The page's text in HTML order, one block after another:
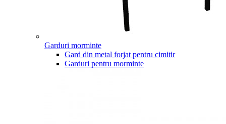
Garduri morminte
Gard din metal forjat pentru cimitir
Garduri pentru morminte